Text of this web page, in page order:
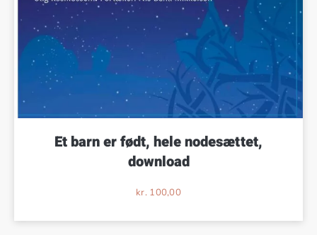
Et barn er født, hele nodesættet,
download
kr.100,00